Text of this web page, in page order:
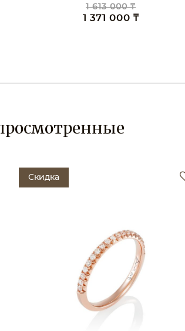
1 957 000 ₸
1 663 000 ₸
Скидка